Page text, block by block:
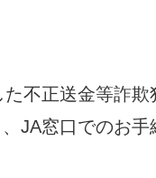
不正送金等詐欺
JA窓口でのお